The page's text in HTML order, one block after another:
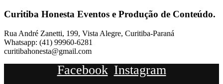
Curitiba Honesta Eventos e Produção de Conteúdo.
Rua André Zanetti, 199, Vista Alegre, Curitiba-Paraná
Whatsapp: (41) 99960-6281
curitibahonesta@gmail.com
Facebook Instagram